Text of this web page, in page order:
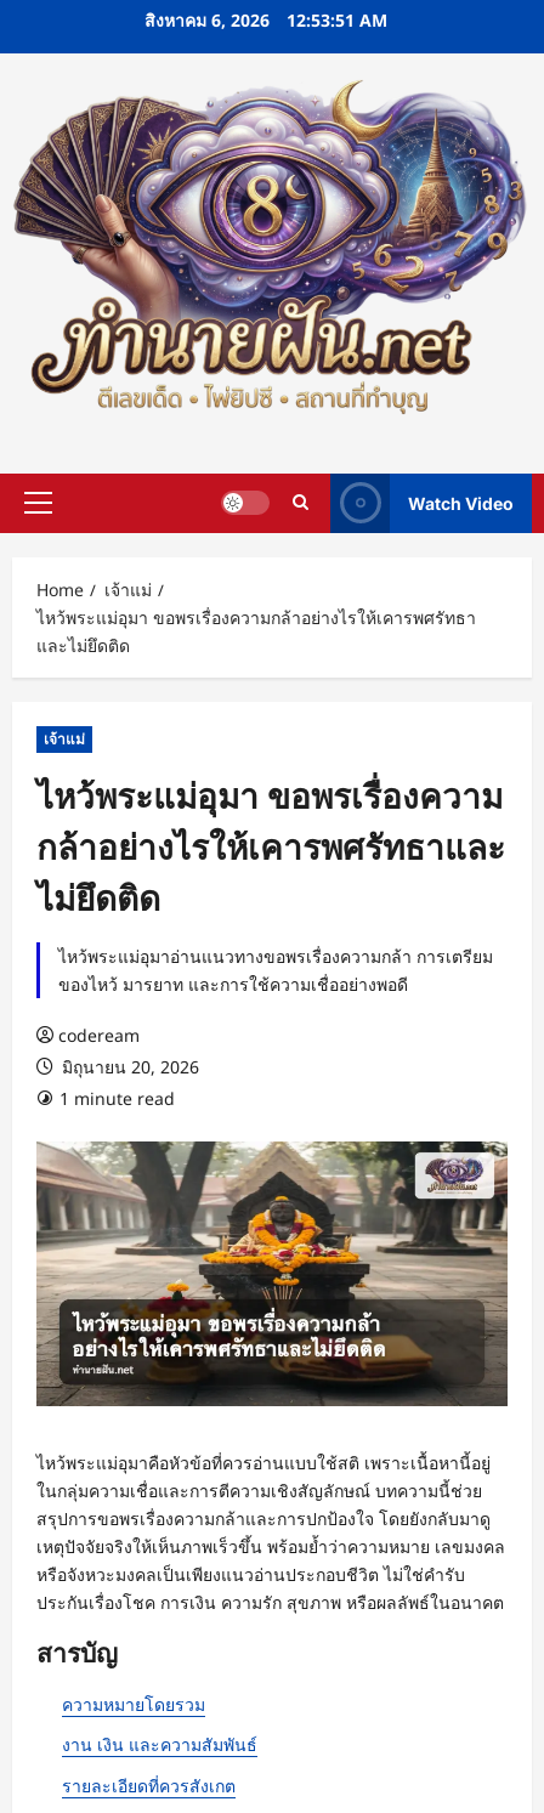
สิงหาคม 6, 2026 12:53:52 AM
Primary
Watch Video
Home
เจ้าแม่
ไหว้พระแม่อุมา ขอพรเรื่องความกล้าอย่างไรให้เคารพศรัทธา
และไม่ยึดติด
เจ้าแม่
ไหว้พระแม่อุมา ขอพรเรื่องความ
กล้าอย่างไรให้เคารพศรัทธาและ
ไม่ยึดติด
ไหว้พระแม่อุมาอ่านแนวทางขอพรเรื่องความกล้า การเตรียม
ของไหว้ มารยาท และการใช้ความเชื่ออย่างพอดี
codeream
มิถุนายน 20, 2026
1 minute read
ไหว้พระแม่อุมาคือหัวข้อที่ควรอ่านแบบใช้สติ เพราะเนื้อหานี้อยู่
ในกลุ่มความเชื่อและการตีความเชิงสัญลักษณ์ บทความนี้ช่วย
สรุปการขอพรเรื่องความกล้าและการปกป้องใจ โดยยังกลับมาดู
เหตุปัจจัยจริงให้เห็นภาพเร็วขึ้น พร้อมย้ำว่าความหมาย เลขมงคล
หรือจังหวะมงคลเป็นเพียงแนวอ่านประกอบชีวิต ไม่ใช่คำรับ
ประกันเรื่องโชค การเงิน ความรัก สุขภาพ หรือผลลัพธ์ในอนาคต
สารบัญ
ความหมายโดยรวม
งาน เงิน และความสัมพันธ์
รายละเอียดที่ควรสังเกต